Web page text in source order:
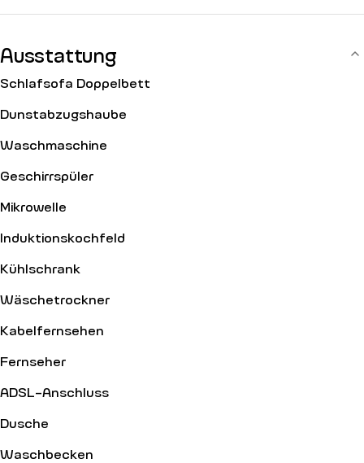
Gegensprechanlage.
Ausstattung
Schlafsofa Doppelbett
Dunstabzugshaube
Waschmaschine
Geschirrspüler
Mikrowelle
Induktionskochfeld
Kühlschrank
Wäschetrockner
Kabelfernsehen
Fernseher
ADSL-Anschluss
Dusche
Waschbecken